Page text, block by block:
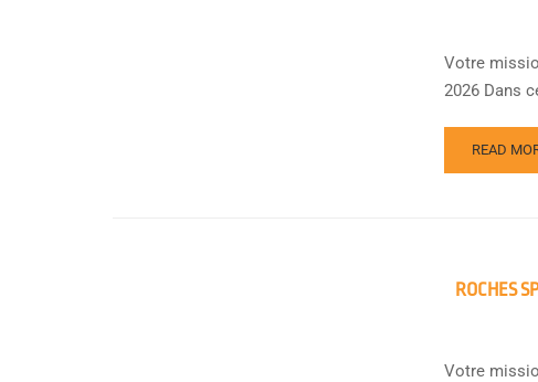
Votre
2026 Dans
READ
ROCHES
Votre